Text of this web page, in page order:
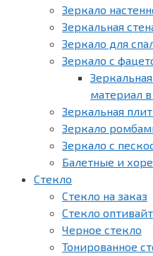
Зеркало
Зеркальная
Зеркало для
Зеркало с
материал
Зеркальная
Зеркало
Зеркало с
Балетные и
Стекло
Стекло на заказ
Стекло оптивайт
Черное стекло
Тонированное